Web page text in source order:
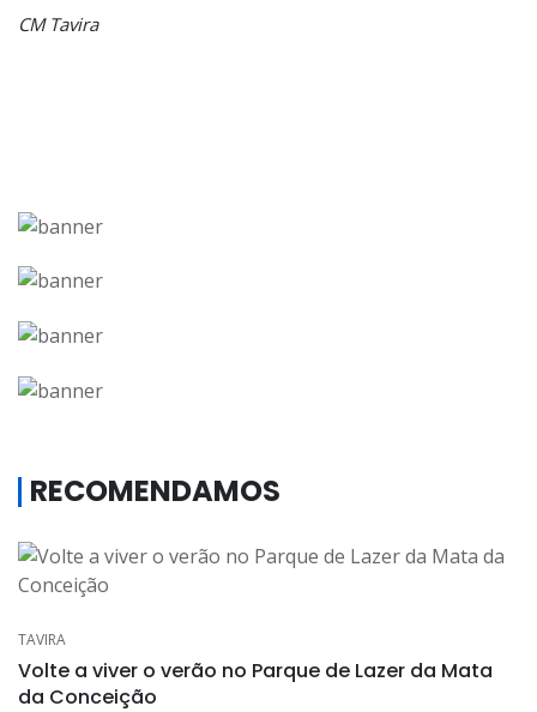
CM Tavira
RECOMENDAMOS
TAVIRA
Volte a viver o verão no Parque de Lazer da Mata
da Conceição